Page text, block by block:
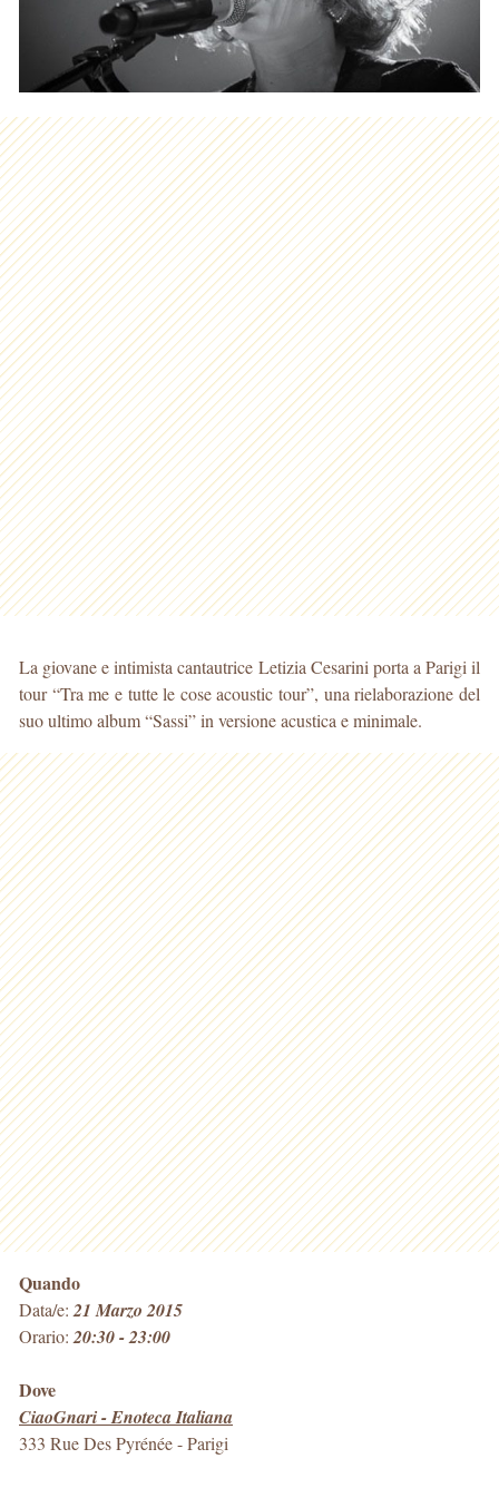
La giovane e intimista cantautrice Letizia Cesarini porta a Parigi il
tour “Tra me e tutte le cose acoustic tour”, una rielaborazione del
suo ultimo album “Sassi” in versione acustica e minimale.
Quando
Data/e: 21 Marzo 2015
Orario: 20:30 - 23:00
Dove
CiaoGnari - Enoteca Italiana
333 Rue Des Pyrénée-Parigi